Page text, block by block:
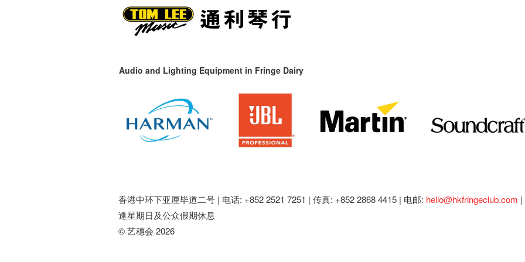
Audio and Lighting Equipment in Fringe Dairy
香港中环下亚厘毕道二号 | 电话: +852 2521 7251 | 传真: +852 2868 4415 | 电邮: hello@hkfringeclub.com |
逢星期日及公众假期休息
© 艺穗会 2026